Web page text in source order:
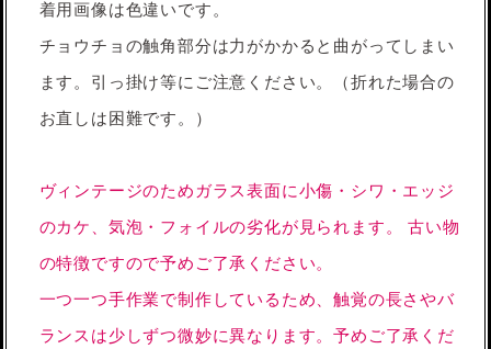
着用画像は色違いです。
チョウチョの触角部分は力がかかると曲がってしまい
ます。引っ掛け等にご注意ください。（折れた場合の
お直しは困難です。）
ヴィンテージのためガラス表面に小傷・シワ・エッジ
のカケ、気泡・フォイルの劣化が見られます。 古い物
の特徴ですので予めご了承ください。
一つ一つ手作業で制作しているため、触覚の長さやバ
ランスは少しずつ微妙に異なります。予めご了承くだ